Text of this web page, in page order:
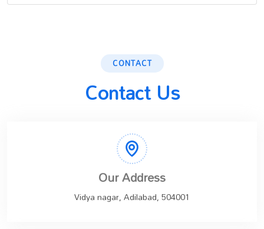
CONTACT
Contact Us
Our Address
Vidya nagar, Adilabad, 504001